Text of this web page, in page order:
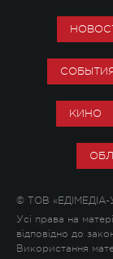
КИНО
© ТОВ «ЕДІМЕДІА-
Усі права на
відповідно до
Використання